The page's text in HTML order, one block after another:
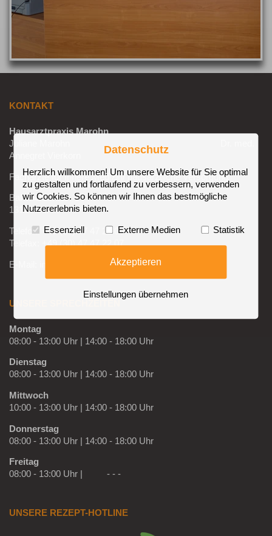
KONTAKT
Hausarztpraxis Marohn
Juliane Marohn Dr. med.
Annegret Vierkorn
Fachärzte für Innere Medizin/ hausärztliche Versorgung
Bahnhofstr. 32
13129 Berlin
Telefon: +49 (30) 47 47 22 06
Telefax: +49 (30) 47 47 22 07
E-Mail: info@hausarzt-pankow.de
UNSERE SPRECHZEITEN
Montag
08:00 - 13:00 Uhr | 14:00 - 18:00 Uhr
Dienstag
08:00 - 13:00 Uhr | 14:00 - 18:00 Uhr
Mittwoch
10:00 - 13:00 Uhr | 14:00 - 18:00 Uhr
Donnerstag
08:00 - 13:00 Uhr | 14:00 - 18:00 Uhr
Freitag
08:00 - 13:00 Uhr | - - -
UNSERE REZEPT-HOTLINE
Datenschutz
Herzlich willkommen! Um unsere Website für Sie optimal
zu gestalten und fortlaufend zu verbessern, verwenden
wir Cookies. So können wir Ihnen das bestmögliche
Nutzererlebnis bieten.
Essenziell Externe Medien Statistik
Akzeptieren
Einstellungen übernehmen